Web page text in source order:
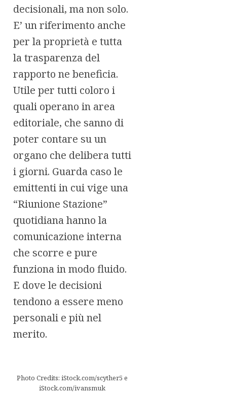
decisionali, ma non solo.
E’ un riferimento anche
per la proprietà e tutta
la trasparenza del
rapporto ne beneficia.
Utile per tutti coloro i
quali operano in area
editoriale, che sanno di
poter contare su un
organo che delibera tutti
i giorni. Guarda caso le
emittenti in cui vige una
“Riunione Stazione”
quotidiana hanno la
comunicazione interna
che scorre e pure
funziona in modo fluido.
E dove le decisioni
tendono a essere meno
personali e più nel
merito.
Photo Credits: iStock.com/scyther5 e
iStock.com/ivansmuk